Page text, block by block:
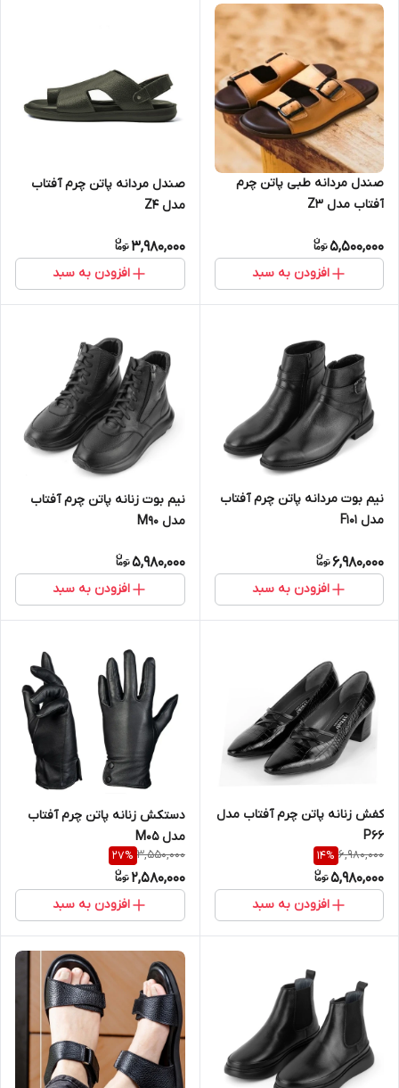
صندل مردانه طبی پاتن چرم
آفتاب مدل Z3
5,500,000
افزودن به سبد
صندل مردانه پاتن چرم آفتاب
مدل Z4
3,980,000
افزودن به سبد
نیم بوت مردانه پاتن چرم آفتاب
مدل F101
6,980,000
افزودن به سبد
نیم بوت زنانه پاتن چرم آفتاب
مدل M90
5,980,000
افزودن به سبد
کفش زنانه پاتن چرم آفتاب مدل
P66
6,980,000
14%
5,980,000
افزودن به سبد
دستکش زنانه پاتن چرم آفتاب
مدل M05
3,550,000
27%
2,580,000
افزودن به سبد